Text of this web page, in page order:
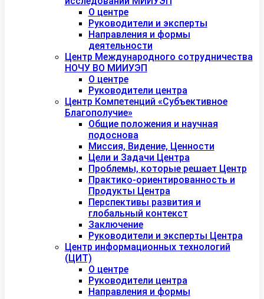
О центре
Руководители и эксперты
Направления и формы
деятельности
Центр Международного сотрудничества
НОЧУ ВО МИИУЭП
О центре
Руководители центра
Центр Компетенций «Субъективное
Благополучие»
Общие положения и научная
подоснова
Миссия, Видение, Ценности
Цели и Задачи Центра
Проблемы, которые решает Центр
Практико-ориентированность и
Продукты Центра
Перспективы развития и
глобальный контекст
Заключение
Руководители и эксперты Центра
Центр информационных технологий
(ЦИТ)
О центре
Руководители центра
Направления и формы